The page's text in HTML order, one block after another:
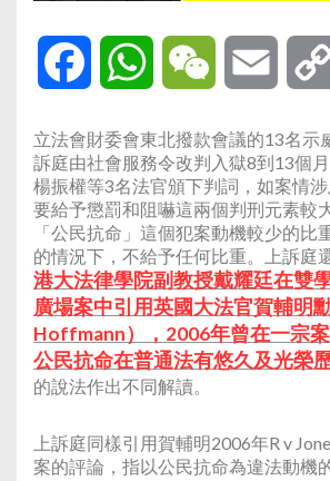
Facebook WhatsAppWeChat Email
立法會財委會東北撥款會議的13名示
訴庭由社會服務令改判入獄8到13個
楊振權等3名法官頒下判詞，如案情
要給予懲罰和阻嚇這兩個判刑元素較
「公民抗命」這個犯案動機較少的比
的情況下，不給予任何比重。上訴庭
港大法律學院副教授戴耀廷在雙
廣場案中引用英國大法官賀輔明
Hoffmann），2006年曾在一宗
公民抗命在普通法有悠久及光榮
的說法作出不同解讀。
上訴庭同樣引用賀輔明2006年R v
案的評論，指以公民抗命為違法動機